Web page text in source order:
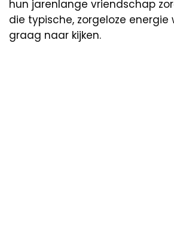
hun jarenlange vriendschap
die typische, zorgeloze energie
graag naar kijken.